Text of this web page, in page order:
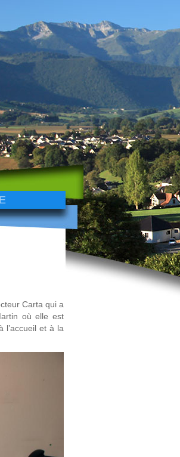
Carta qui a
où elle est
l’accueil et à la